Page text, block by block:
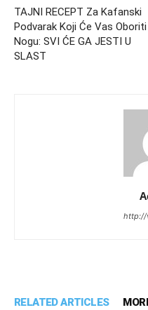
TAJNI RECEPT Za Kafanski
Podvarak Koji Će Vas Oboriti
Nogu: SVI ĆE GA JESTI U
SLAST
http://
RELATED ARTICLES